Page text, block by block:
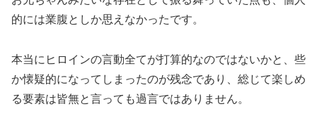
的には業腹としか思えなかったです。
本当にヒロインの言動全てが打算的なのではないかと、些
か懐疑的になってしまったのが残念であり、総じて楽しめ
る要素は皆無と言っても過言ではありません。